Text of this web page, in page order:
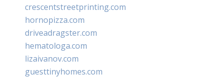
crescentstreetprinting.com
hornopizza.com
driveadragster.com
hematologa.com
lizaivanov.com
guesttinyhomes.com